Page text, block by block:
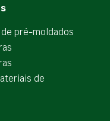
pré-moldados
de